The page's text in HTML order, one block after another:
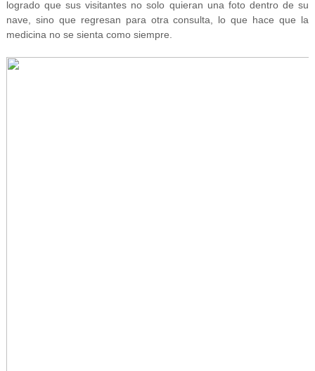
logrado que sus visitantes no solo quieran una foto dentro de su
nave, sino que regresan para otra consulta, lo que hace que la
medicina no se sienta como siempre.